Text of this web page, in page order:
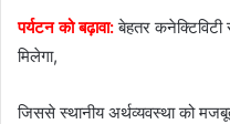
पर्यटन को बढ़ावा: बेहतर कनेक्टिविटी
मिलेगा,
जिससे स्थानीय अर्थव्यवस्था को